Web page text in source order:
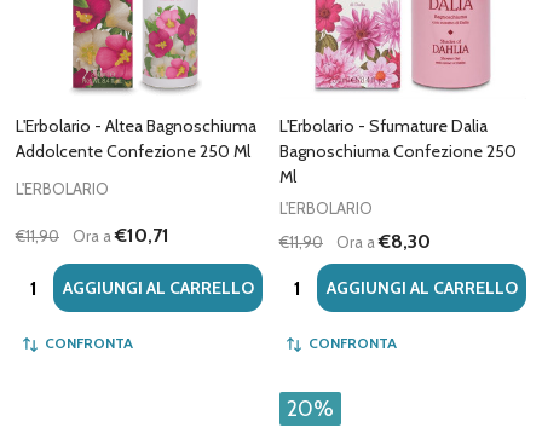
L'Erbolario - Altea Bagnoschiuma
Addolcente Confezione 250 Ml
L'ERBOLARIO
€11,90 Ora a€10,71
Quantità:AGGIUNGI AL CARRELLO
CONFRONTA
L'Erbolario - Sfumature Dalia
Bagnoschiuma Confezione 250
Ml
L'ERBOLARIO
€11,90
Ora a€8,30
Quantità:AGGIUNGI AL CARRELLO
CONFRONTA
20%